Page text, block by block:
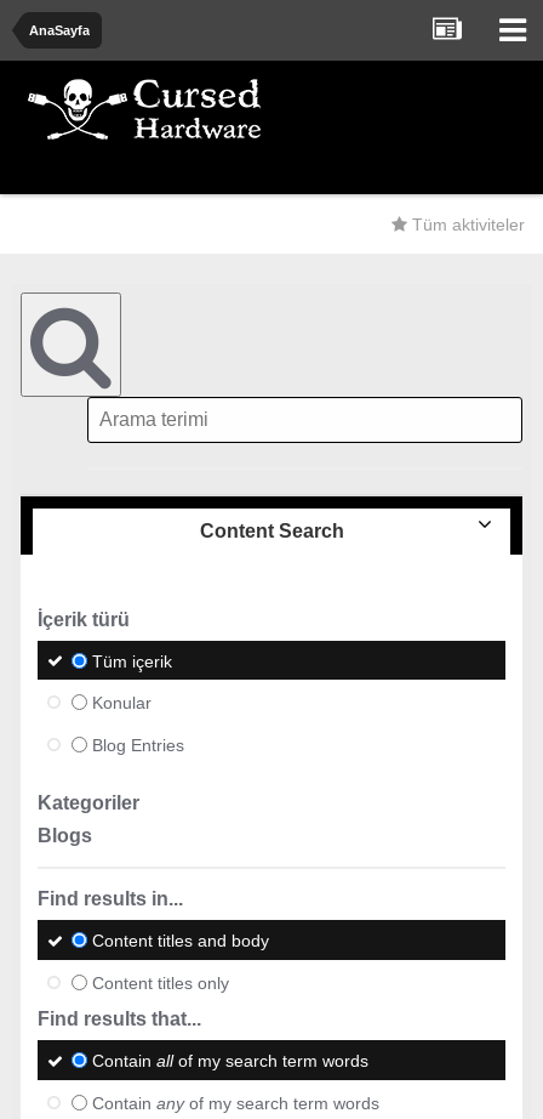
AnaSayfa
Tüm aktiviteler
Content Search
İçerik türü
Tüm içerik
Konular
Blog Entries
Kategoriler
Blogs
Find results in...
Content titles and body
Content titles only
Find results that...
Contain allof my search term words
Contain anyof my search term words